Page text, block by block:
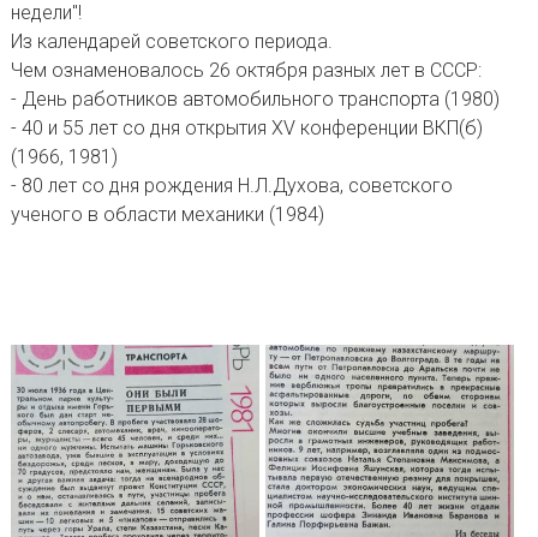
недели"!
Из календарей советского периода.
Чем ознаменовалось 26 октября разных лет в СССР:
- День работников автомобильного транспорта (1980)
- 40 и 55 лет со дня открытия XV конференции ВКП(б)
(1966, 1981)
- 80 лет со дня рождения Н.Л.Духова, советского
ученого в области механики (1984)